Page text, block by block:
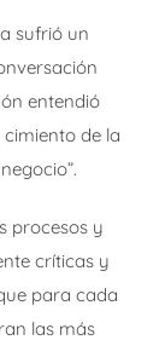
sufrió un
entendió
de la
procesos y
críticas y
para cada
las más